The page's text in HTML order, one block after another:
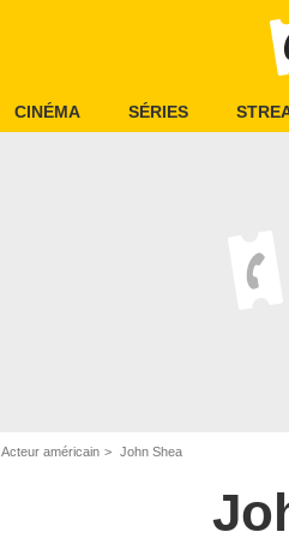
CINÉMA SÉRIES
Acteur américain John Shea